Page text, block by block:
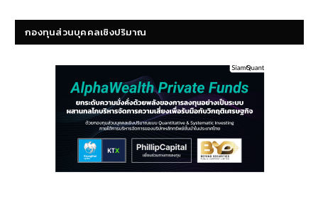
กองทุนส่วนบุคคลเชิงปริมาณ